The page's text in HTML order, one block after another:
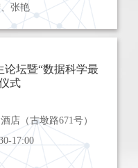
张艳
论坛暨“数据科学最
式
（古墩路671号）
17:00